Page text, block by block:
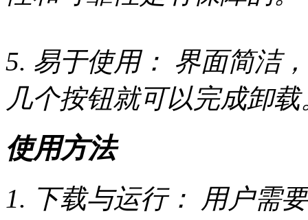
5. 易于使用： 界面简洁
几个按钮就可以完成卸载
使用方法
1. 下载与运行： 用户需